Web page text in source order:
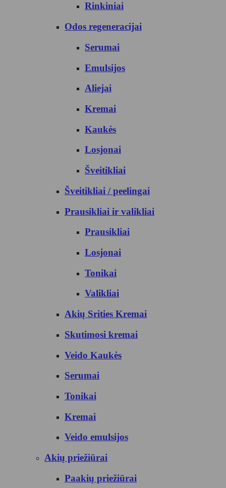
Rinkiniai
Odos regeneracijai
Serumai
Emulsijos
Aliejai
Kremai
Kaukės
Losjonai
Šveitikliai
Šveitikliai / peelingai
Prausikliai ir valikliai
Prausikliai
Losjonai
Tonikai
Valikliai
Akių Srities Kremai
Skutimosi kremai
Veido Kaukės
Serumai
Tonikai
Kremai
Veido emulsijos
Akių priežiūrai
Paakių priežiūrai